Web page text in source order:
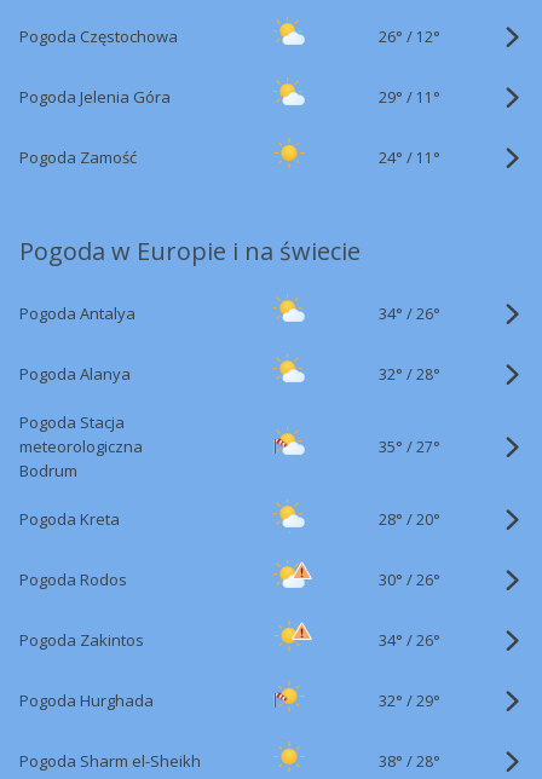
Pogoda Częstochowa 26° / 12°
Pogoda Jelenia Góra 29° / 11°
Pogoda Zamość 24° / 11°
Pogoda w Europie i na świecie
Pogoda Antalya 34° /26°
Pogoda Alanya 32° /28°
Pogoda Stacja
meteorologiczna
Bodrum
35° /27°
Pogoda Kreta 28° /20°
Pogoda Rodos 30° /26°
Pogoda Zakintos 34° /26°
Pogoda Hurghada 32° /29°
Pogoda Sharm el-Sheikh 38° /28°